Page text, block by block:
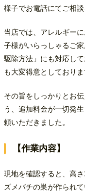
様子でお電話にてご相談
当店では、アレルギー
子様がいらっしゃるご
駆除方法」にも対応し
も大変得意としておりま
その旨をしっかりとお
う、追加料金が一切発
頼いただきました。
【作業内容】
現地を確認すると、高
ズメバチの巣が作られて